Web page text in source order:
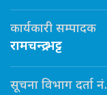
कार्यकारी सम्पादक
रामचन्द्र भट्ट
सूचना विभाग दर्ता नं.